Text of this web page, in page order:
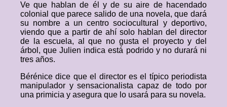
Ve que hablan de él y de su aire de hacendado
colonial que parece salido de una novela, que dará
su nombre a un centro sociocultural y deportivo,
viendo que a partir de ahí solo hablan del director
de la escuela, al que no gusta el proyecto y del
árbol, que Julien indica está podrido y no durará ni
tres años.
Bérénice dice que el director es el típico periodista
manipulador y sensacionalista capaz de todo por
una primicia y asegura que lo usará para su novela.